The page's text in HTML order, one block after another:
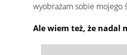
wyobrażam sobie mojego
Ale wiem też, że nadal